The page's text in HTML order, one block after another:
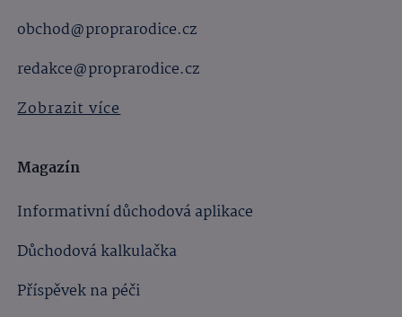
obchod@proprarodice.cz
redakce@proprarodice.cz
Zobrazit více
Magazín
Informativní důchodová aplikace
Důchodová kalkulačka
Příspěvek na péči